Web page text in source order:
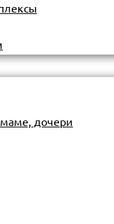
дочери